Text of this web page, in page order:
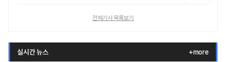
전체기사 목록보기
실시간 뉴스 +more